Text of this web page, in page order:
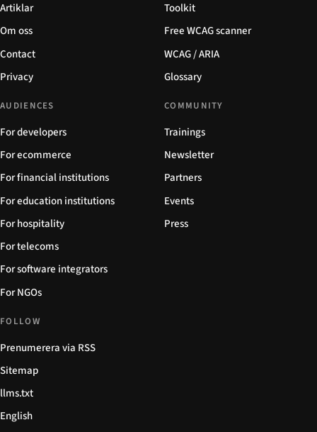
Artiklar
Om oss
Contact
Privacy
Toolkit
Free WCAG scanner
WCAG / ARIA
Glossary
AUDIENCES
For developers
For ecommerce
For financial institutions
For education institutions
For hospitality
For telecoms
For software integrators
For NGOs
COMMUNITY
Trainings
Newsletter
Partners
Events
Press
FOLLOW
Prenumerera via RSS
Sitemap
llms.txt
English